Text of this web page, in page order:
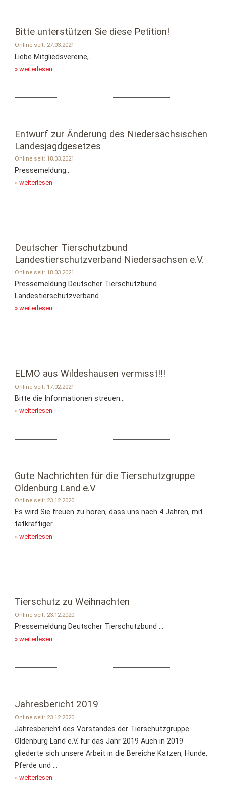
Bitte unterstützen Sie diese Petition!
Online seit: 27.03.2021
Liebe Mitgliedsvereine,...
» weiterlesen
Entwurf zur Änderung des Niedersächsischen
Landesjagdgesetzes
Online seit: 18.03.2021
Pressemeldung...
» weiterlesen
Deutscher Tierschutzbund
Landestierschutzverband Niedersachsen e.V.
Online seit: 18.03.2021
Pressemeldung Deutscher Tierschutzbund
Landestierschutzverband ...
» weiterlesen
ELMO aus Wildeshausen vermisst!!!
Online seit: 17.02.2021
Bitte die Informationen streuen...
» weiterlesen
Gute Nachrichten für die Tierschutzgruppe
Oldenburg Land e.V
Online seit: 23.12.2020
Es wird Sie freuen zu hören, dass uns nach 4 Jahren, mit
tatkräftiger ...
» weiterlesen
Tierschutz zu Weihnachten
Online seit: 23.12.2020
Pressemeldung Deutscher Tierschutzbund ...
» weiterlesen
Jahresbericht 2019
Online seit: 23.12.2020
Jahresbericht des Vorstandes der Tierschutzgruppe
Oldenburg Land e.V. für das Jahr 2019 Auch in 2019
gliederte sich unsere Arbeit in die Bereiche Katzen, Hunde,
Pferde und ...
» weiterlesen